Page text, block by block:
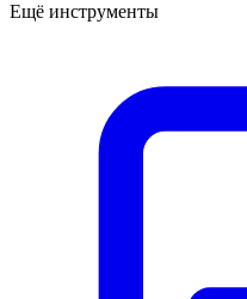
Ещё инструменты